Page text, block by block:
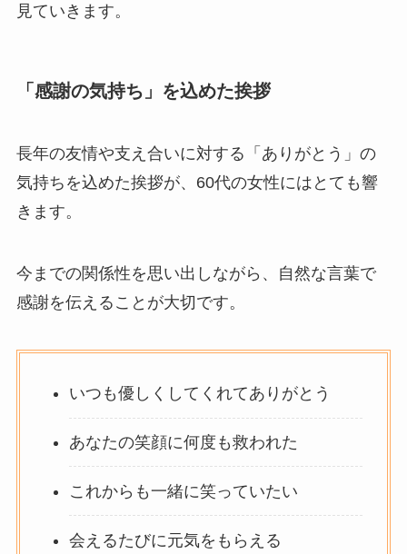
見ていきます。
「感謝の気持ち」を込めた挨拶
長年の友情や支え合いに対する「ありがとう」の
気持ちを込めた挨拶が、60代の女性にはとても響
きます。
今までの関係性を思い出しながら、自然な言葉で
感謝を伝えることが大切です。
いつも優しくしてくれてありがとう
あなたの笑顔に何度も救われた
これからも一緒に笑っていたい
会えるたびに元気をもらえる